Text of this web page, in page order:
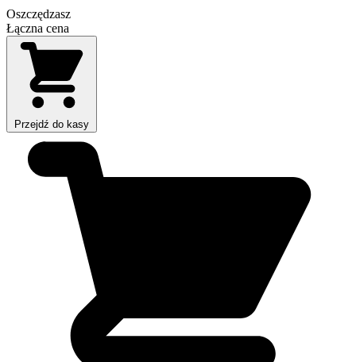
Oszczędzasz
Łączna cena
Przejdź do kasy